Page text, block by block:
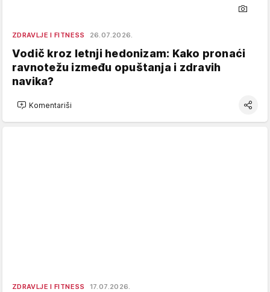
ZDRAVLJE I FITNESS 26.07.2026.
Vodič kroz letnji hedonizam: Kako pronaći
ravnotežu između opuštanja i zdravih
navika?
Komentariši
ZDRAVLJE I FITNESS 17.07.2026.